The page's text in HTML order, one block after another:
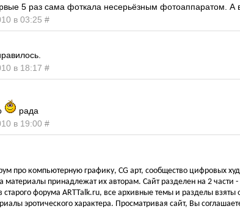
5 раз сама фоткала несерьёзным фотоаппаратом. А
в 03:25 #
в 18:17 #
рада
в 19:00 #
про компьютерную графику, CG арт, сообщество цифровых
материалы принадлежат их авторам. Сайт разделен на 2 части
старого форума ARTTalk.ru, все архивные темы и разделы
эротического характера. Просматривая сайт, Вы